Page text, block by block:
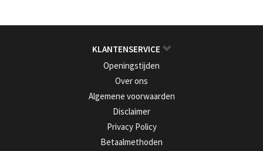
KLANTENSERVICE
Openingstijden
Over ons
Algemene voorwaarden
Disclaimer
Privacy Policy
Betaalmethoden